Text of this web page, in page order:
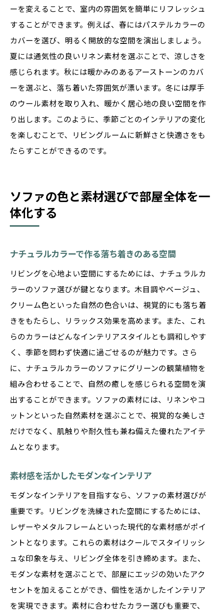
ーを変えることで、室内の雰囲気を簡単にリフレッシュ
することができます。例えば、春にはパステルカラーの
カバーを選び、明るく開放的な空間を演出しましょう。
夏には通気性の良いリネン素材を選ぶことで、涼しさを
感じられます。秋には暖かみのあるアーストーンのカバ
ーを選ぶと、落ち着いた雰囲気が漂います。冬には厚手
のウール素材を取り入れ、暖かく居心地の良い空間を作
り出します。このように、季節ごとのインテリアの変化
を楽しむことで、リビングルームに新鮮さと快適さをも
たらすことができるのです。
ソファの色と素材選びで部屋全体を一
体化する
ナチュラルカラーで作る落ち着きのある空間
リビングを心地よい空間にするためには、ナチュラルカ
ラーのソファ選びが鍵となります。木目調やベージュ、
クリーム色といった自然の色合いは、視覚的にも落ち着
きをもたらし、リラックス効果を高めます。また、これ
らのカラーはどんなインテリアスタイルとも調和しやす
く、季節を問わず快適に過ごせるのが魅力です。さら
に、ナチュラルカラーのソファにグリーンの観葉植物を
組み合わせることで、自然の癒しを感じられる空間を演
出することができます。ソファの素材には、リネンやコ
ットンといった自然素材を選ぶことで、視覚的な美しさ
だけでなく、肌触りや耐久性も兼ね備えた優れたアイテ
ムとなります。
素材感を活かしたモダンなインテリア
モダンなインテリアを目指すなら、ソファの素材選びが
重要です。リビングを洗練された空間にするためには、
レザーやメタルフレームといった現代的な素材感がポイ
ントとなります。これらの素材はクールでスタイリッシ
ュな印象を与え、リビング全体を引き締めます。また、
モダンな素材を選ぶことで、部屋にエッジの効いたアク
セントを加えることができ、個性を活かしたインテリア
を実現できます。素材に合わせたカラー選びも重要で、